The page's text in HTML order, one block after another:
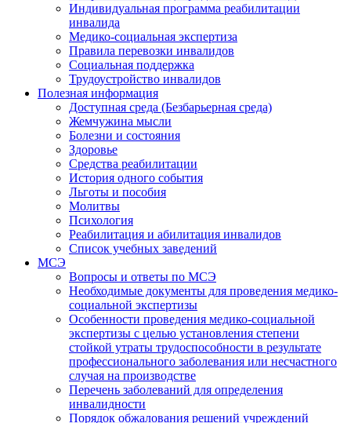
Индивидуальная программа реабилитации
инвалида
Медико-социальная экспертиза
Правила перевозки инвалидов
Социальная поддержка
Трудоустройство инвалидов
Полезная информация
Доступная среда (Безбарьерная среда)
Жемчужина мысли
Болезни и состояния
Здоровье
Средства реабилитации
История одного события
Льготы и пособия
Молитвы
Психология
Реабилитация и абилитация инвалидов
Список учебных заведений
МСЭ
Вопросы и ответы по МСЭ
Необходимые документы для проведения медико-
социальной экспертизы
Особенности проведения медико-социальной
экспертизы с целью установления степени
стойкой утраты трудоспособности в результате
профессионального заболевания или несчастного
случая на производстве
Перечень заболеваний для определения
инвалидности
Порядок обжалования решений учреждений